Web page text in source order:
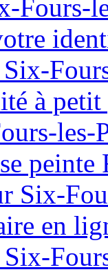
Fours-
à
les-
Six-
en